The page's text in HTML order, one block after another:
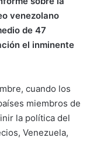
venezolano
de 47
el inminente
cuando los
miembros de
la política del
Venezuela,